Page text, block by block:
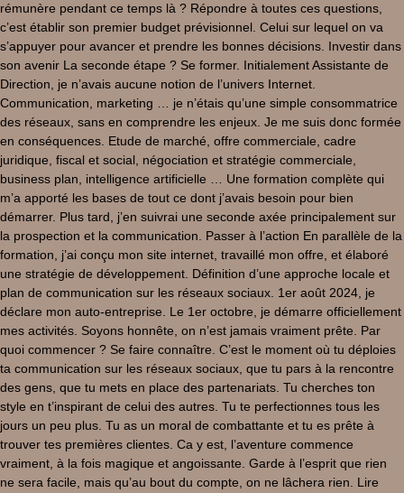
rémunère pendant ce temps là ? Répondre à toutes ces questions,
c’est établir son premier budget prévisionnel. Celui sur lequel on va
s’appuyer pour avancer et prendre les bonnes décisions. Investir dans
son avenir La seconde étape ? Se former. Initialement Assistante de
Direction, je n’avais aucune notion de l’univers Internet.
Communication, marketing … je n’étais qu’une simple consommatrice
des réseaux, sans en comprendre les enjeux. Je me suis donc formée
en conséquences. Etude de marché, offre commerciale, cadre
juridique, fiscal et social, négociation et stratégie commerciale,
business plan, intelligence artificielle … Une formation complète qui
m’a apporté les bases de tout ce dont j’avais besoin pour bien
démarrer. Plus tard, j’en suivrai une seconde axée principalement sur
la prospection et la communication. Passer à l’action En parallèle de la
formation, j’ai conçu mon site internet, travaillé mon offre, et élaboré
une stratégie de développement. Définition d’une approche locale et
plan de communication sur les réseaux sociaux. 1er août 2024, je
déclare mon auto-entreprise. Le 1er octobre, je démarre officiellement
mes activités. Soyons honnête, on n’est jamais vraiment prête. Par
quoi commencer ? Se faire connaître. C’est le moment où tu déploies
ta communication sur les réseaux sociaux, que tu pars à la rencontre
des gens, que tu mets en place des partenariats. Tu cherches ton
style en t’inspirant de celui des autres. Tu te perfectionnes tous les
jours un peu plus. Tu as un moral de combattante et tu es prête à
trouver tes premières clientes. Ca y est, l’aventure commence
vraiment, à la fois magique et angoissante. Garde à l’esprit que rien
ne sera facile, mais qu’au bout du compte, on ne lâchera rien. Lire